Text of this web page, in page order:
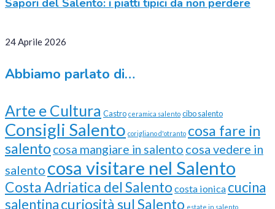
Sapori del Salento: i piatti tipici da non perdere
24 Aprile 2026
Abbiamo parlato di…
Arte e Cultura Castro ceramica salento cibo salento
Consigli Salento corigliano d'otranto cosa fare in
salentocosa mangiare in salento cosa vedere in
salento cosa visitare nel Salento
Costa Adriatica del Salento costa ionica cucina
salentinacuriosità sul Salento estate in salento